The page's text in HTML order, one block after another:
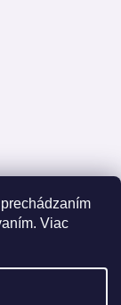
Viac